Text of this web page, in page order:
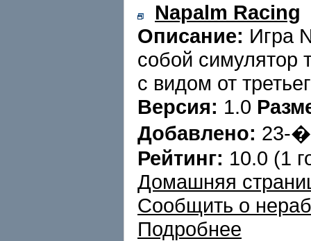
Napalm Racing
Описание: Игра
собой симулятор
с видом от
Версия: 1.0
Добавлено: 23-
Рейтинг: 10.0 (1
Домашняя
Сообщить о
Подробнее